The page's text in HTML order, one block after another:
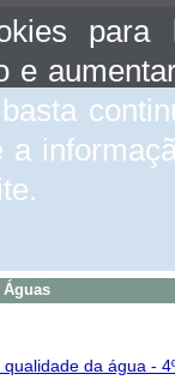
para
e
a
da água -